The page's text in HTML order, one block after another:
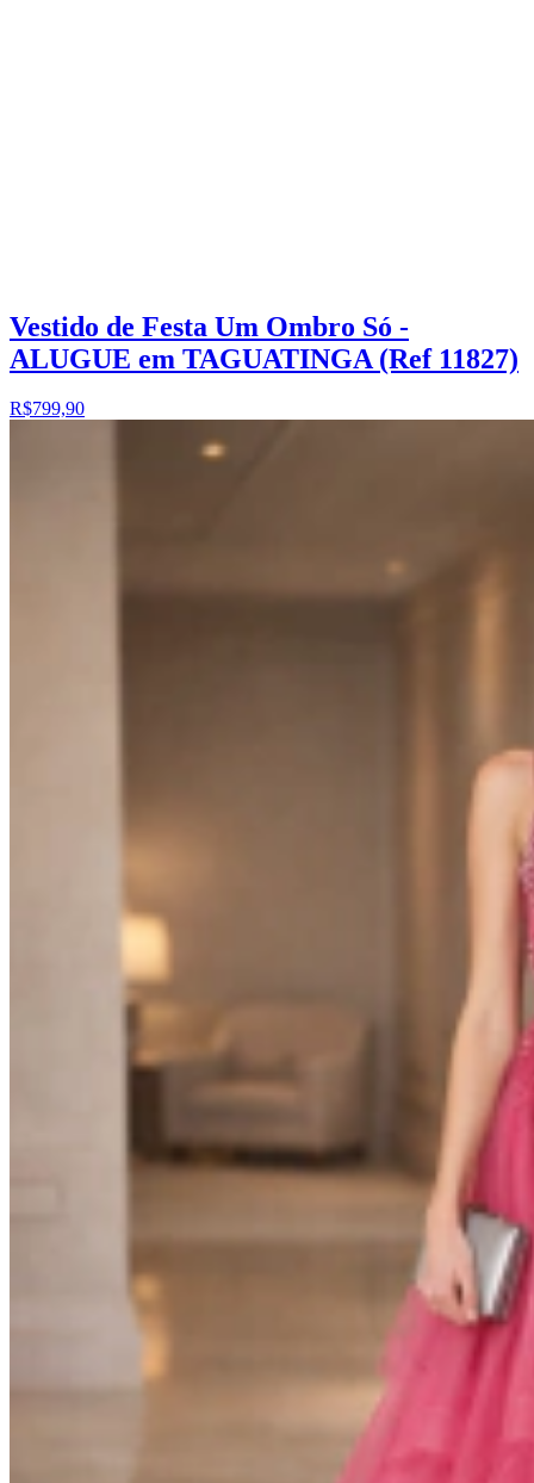
Vestido de Festa Um Ombro Só -
ALUGUE em TAGUATINGA (Ref 11827)
R$799,90